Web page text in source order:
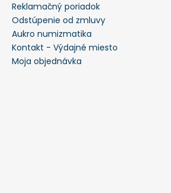
Reklamačný poriadok
Odstúpenie od zmluvy
Aukro numizmatika
Kontakt - Výdajné miesto
Moja objednávka